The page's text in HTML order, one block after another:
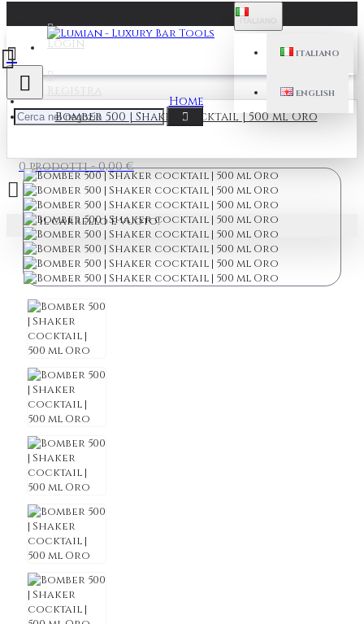
Login
Registra
ITALIANO
ENGLISH
0 prodotti - 0,00 €
Il carrello è vuoto!
Home
Bomber 500 | Shaker cocktail | 500 ml Oro